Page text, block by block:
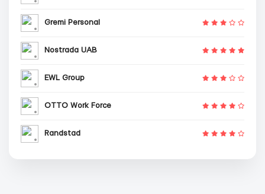
Gremi Personal
Nostrada UAB
EWL Group
OTTO Work Force
Randstad